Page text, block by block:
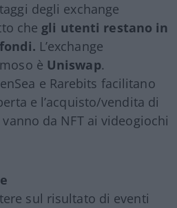
degli exchange
che gli utenti restano in
L’exchange
è Uniswap.
e Rarebits facilitano
e l’acquisto/vendita di
da NFT ai videogiochi
sul risultato di eventi